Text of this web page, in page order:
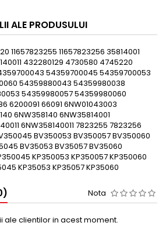
ALE PRODUSULUI
11657823255 11657823256 35814001
432280129 4730580 4745220
54359700045 54359700053
54359880043 54359980038
54359980057 54359980060
6200091 66091 6NW01043003
6NW358140 6NW35814001
6NW358140011 7823255 7823256
BV350053 BV350057 BV350060
BV35053 BV35057 BV35060
KP350053 KP350057 KP350060
KP35053 KP35057 KP35060
Nota
ale clientilor in acest moment.